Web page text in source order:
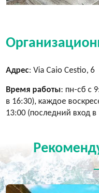
Адрес: Via Caio Cestio, 6
Время работы: пн-сб с
в 16:30), каждое
13:00 (последний вход в